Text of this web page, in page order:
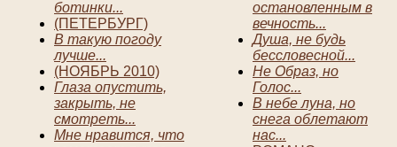
ботинки...
(ПЕТЕРБУРГ)
В такую погоду
лучше...
(НОЯБРЬ 2010)
Глаза опустить,
закрыть, не
смотреть...
Мне нравится, что
остановленным в
вечность...
Душа, не будь
бессловесной...
Не Образ, но
Голос...
В небе луна, но
снега облетают
нас...